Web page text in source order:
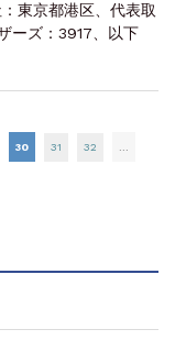
東京都港区、代表取
ーズ：3917、以下
30 31 32